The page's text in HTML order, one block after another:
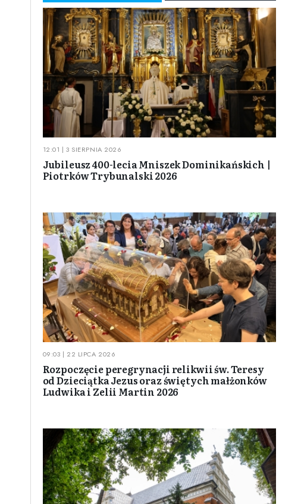
12:01 | 3 SIERPNIA 2026
Jubileusz 400-lecia Mniszek Dominikańskich |
Piotrków Trybunalski 2026
09:03 | 22 LIPCA 2026
Rozpoczęcie peregrynacji relikwii św. Teresy
od Dzieciątka Jezus oraz świętych małżonków
Ludwika i Zelii Martin 2026